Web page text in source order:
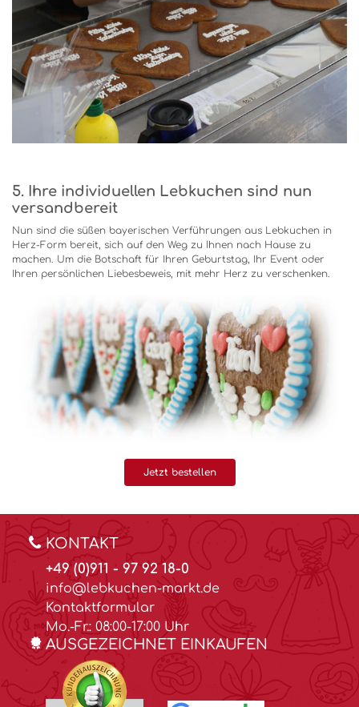
5. Ihre individuellen Lebkuchen sind nun
versandbereit
Nun sind die süßen bayerischen Verführungen aus Lebkuchen in
Herz-Form bereit, sich auf den Weg zu Ihnen nach Hause zu
machen. Um die Botschaft für Ihren Geburtstag, Ihr Event oder
Ihren persönlichen Liebesbeweis, mit mehr Herz zu verschenken.
Jetzt bestellen
KONTAKT
+49 (0)911 - 97 92 18-0
info@lebkuchen-markt.de
Kontaktformular
Mo.-Fr.: 08:00-17:00 Uhr
AUSGEZEICHNET EINKAUFEN